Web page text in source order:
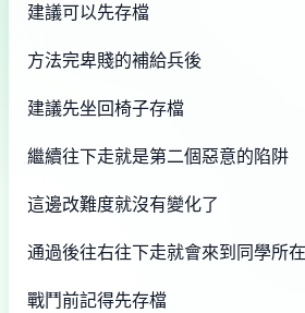
建議可以先存檔
方法完卑賤的補給兵後
建議先坐回椅子存檔
繼續往下走就是第二個惡意的陷阱
這邊改難度就沒有變化了
通過後往右往下走就會來到同學所
戰鬥前記得先存檔